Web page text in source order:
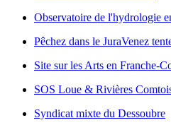
Observatoire de l'hydrologie
Pêchez dans le JuraVenez
Site sur les Arts en Franche-
SOS Loue & Rivières
Syndicat mixte du Dessoubre